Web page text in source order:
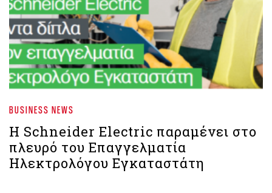
BUSINESS NEWS
Η Schneider Electric παραμένει στο
πλευρό του Επαγγελματία
Ηλεκτρολόγου Εγκαταστάτη